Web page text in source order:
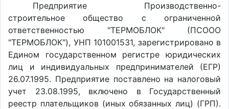
Предприятие Производственно-
строительное общество с ограниченной
ответственностью "ТЕРМОБЛОК" (ПСООО
"ТЕРМОБЛОК"), УНП 101001531, зарегистрировано в
Едином государственном регистре юридических
лиц и индивидуальных предпринимателей (ЕГР)
26.07.1995. Предприятие поставлено на налоговый
учет 23.08.1995, включено в Государственный
реестр плательщиков (иных обязанных лиц) (ГРП).